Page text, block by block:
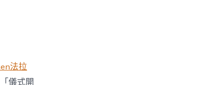
法拉
儀式開